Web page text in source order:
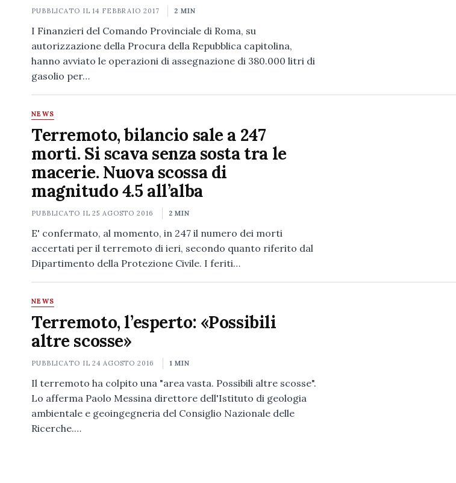
PUBBLICATO IL14 FEBBRAIO 2017 2 MIN
I Finanzieri del Comando Provinciale di Roma, su
autorizzazione della Procura della Repubblica capitolina,
hanno avviato le operazioni di assegnazione di 380.000 litri di
gasolio per…
NEWS
Terremoto, bilancio sale a 247
morti. Si scava senza sosta tra le
macerie. Nuova scossa di
magnitudo 4.5 all’alba
PUBBLICATO IL25 AGOSTO 2016 2 MIN
E' confermato, al momento, in 247 il numero dei morti
accertati per il terremoto di ieri, secondo quanto riferito dal
Dipartimento della Protezione Civile. I feriti…
NEWS
Terremoto, l’esperto: «Possibili
altre scosse»
PUBBLICATO IL24 AGOSTO 2016 1 MIN
Il terremoto ha colpito una "area vasta. Possibili altre scosse".
Lo afferma Paolo Messina direttore dell'Istituto di geologia
ambientale e geoingegneria del Consiglio Nazionale delle
Ricerche.…